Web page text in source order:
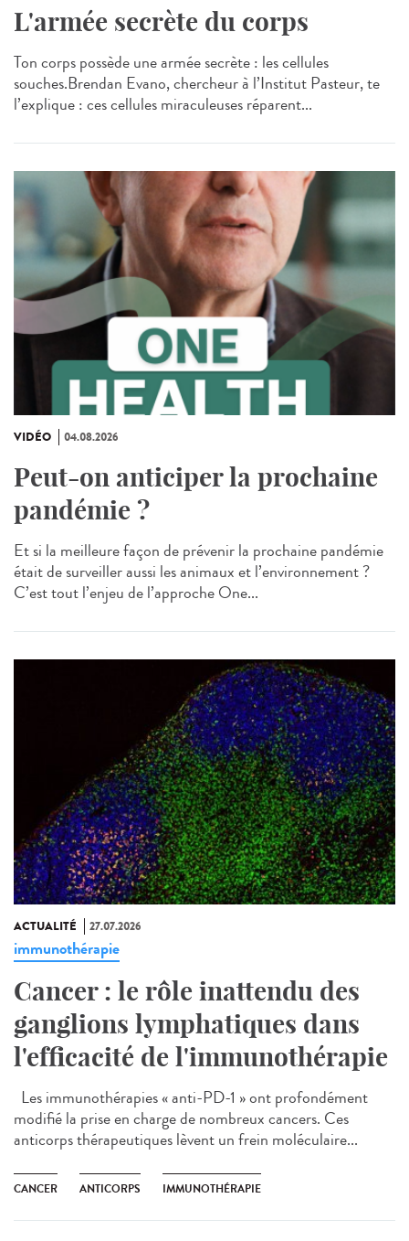
L'armée secrète du corps
Ton corps possède une armée secrète : les cellules
souches.Brendan Evano, chercheur à l’Institut Pasteur, te
l’explique : ces cellules miraculeuses réparent...
VIDÉO 04.08.2026
Peut-on anticiper la prochaine
pandémie ?
Et si la meilleure façon de prévenir la prochaine pandémie
était de surveiller aussi les animaux et l’environnement ?
C’est tout l’enjeu de l’approche One...
ACTUALITÉ 27.07.2026
immunothérapie
Cancer : le rôle inattendu des
ganglions lymphatiques dans
l'efficacité de l'immunothérapie
Les immunothérapies « anti-PD-1 » ont profondément
modifié la prise en charge de nombreux cancers. Ces
anticorps thérapeutiques lèvent un frein moléculaire...
CANCER ANTICORPS IMMUNOTHÉRAPIE